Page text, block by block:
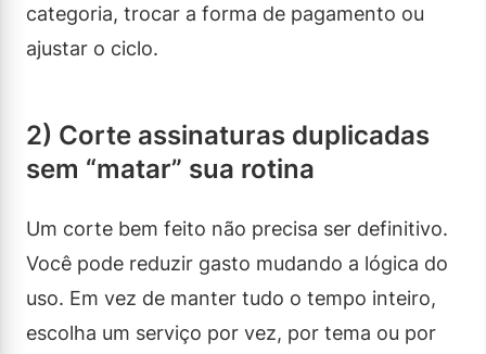
categoria, trocar a forma de pagamento ou
ajustar o ciclo.
2) Corte assinaturas duplicadas
sem “matar” sua rotina
Um corte bem feito não precisa ser definitivo.
Você pode reduzir gasto mudando a lógica do
uso. Em vez de manter tudo o tempo inteiro,
escolha um serviço por vez, por tema ou por